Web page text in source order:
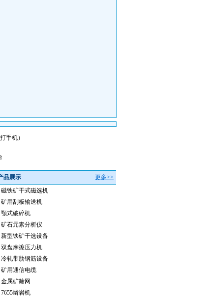
品展示
更多>>
磁铁矿干式磁选机
矿用刮板输送机
颚式破碎机
矿石元素分析仪
新型铁矿干选设备
双盘摩擦压力机
冷轧带肋钢筋设备
矿用通信电缆
金属矿筛网
7655凿岩机
手机）